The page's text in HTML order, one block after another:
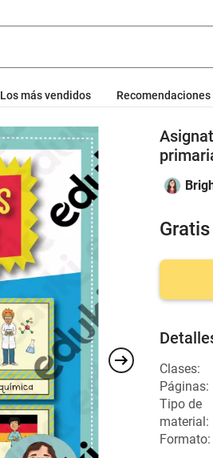
Los más vendidos Recomendaciones
Gratis
Clases:
Páginas:
Tipo de
material:
Formato: